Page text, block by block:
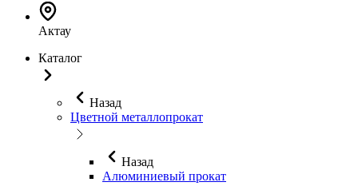
Актау
Каталог
Назад
Цветной металлопрокат
Назад
Алюминиевый прокат